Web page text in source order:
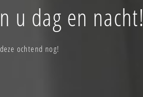
u dag en nacht!
ochtend nog!